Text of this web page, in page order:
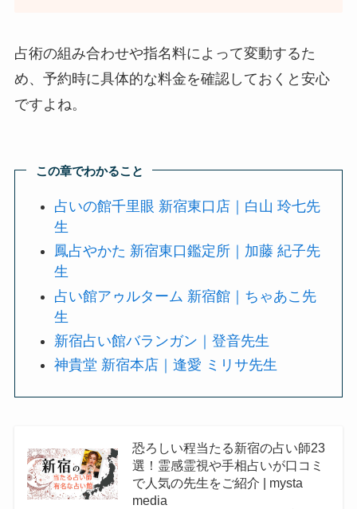
占術の組み合わせや指名料によって変動するた
め、予約時に具体的な料金を確認しておくと安心
ですよね。
この章でわかること
占いの館千里眼 新宿東口店｜白山 玲七先
生
鳳占やかた 新宿東口鑑定所｜加藤 紀子先
生
占い館アゥルターム 新宿館｜ちゃあこ先
生
新宿占い館バランガン｜登音先生
神貴堂 新宿本店｜逢愛 ミリサ先生
恐ろしい程当たる新宿の占い師23
選！霊感霊視や手相占いが口コミ
で人気の先生をご紹介 | mysta
media